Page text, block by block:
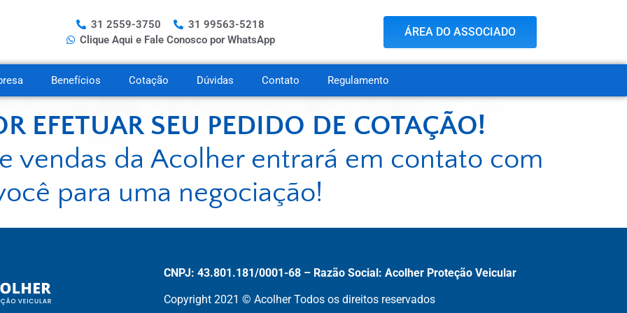
31 2559-3750
31 99563-5218
Clique Aqui e Fale Conosco por WhatsApp
ÁREA DO ASSOCIADO
Benefícios Cotação Dúvidas Contato Regulamento
EFETUAR SEU PEDIDO DE COTAÇÃO!
vendas da Acolher entrará em contato com
para uma negociação!
CNPJ: 43.801.181/0001-68 – Razão Social: Acolher Proteção Veicular
Copyright 2021 © Acolher Todos os direitos reservados